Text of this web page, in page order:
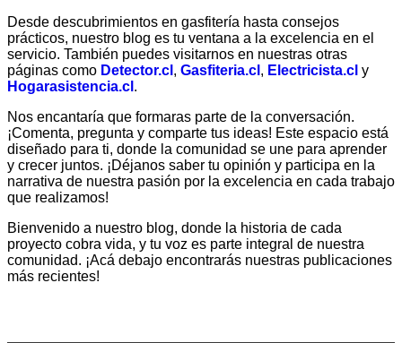
Desde descubrimientos en gasfitería hasta consejos
prácticos, nuestro blog es tu ventana a la excelencia en el
servicio. También puedes visitarnos en nuestras otras
páginas como Detector.cl , Gasfiteria.cl , Electricista.cl y
Hogarasistencia.cl .
Nos encantaría que formaras parte de la conversación.
¡Comenta, pregunta y comparte tus ideas! Este espacio está
diseñado para ti, donde la comunidad se une para aprender
y crecer juntos. ¡Déjanos saber tu opinión y participa en la
narrativa de nuestra pasión por la excelencia en cada trabajo
que realizamos!
Bienvenido a nuestro blog, donde la historia de cada
proyecto cobra vida, y tu voz es parte integral de nuestra
comunidad. ¡Acá debajo encontrarás nuestras publicaciones
más recientes!